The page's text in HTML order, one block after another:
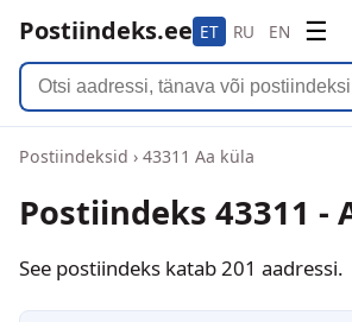
Postiindeks.ee ET RU EN ☰
Postiindeksid › 43311 Aa küla
Postiindeks 43311 -
See postiindeks katab 201 aadressi.